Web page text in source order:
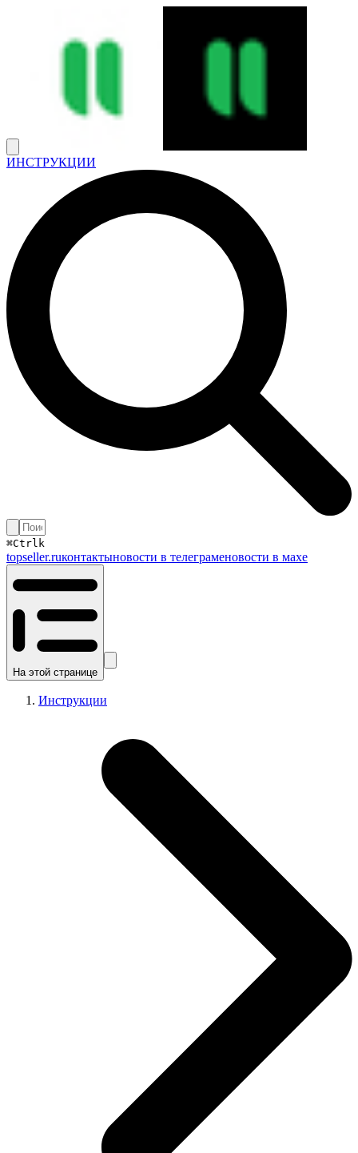
ИНСТРУКЦИИ
⌘Ctrl k
topseller.ruконтактыновости в телеграменовости в махе
На этой странице
Инструкции